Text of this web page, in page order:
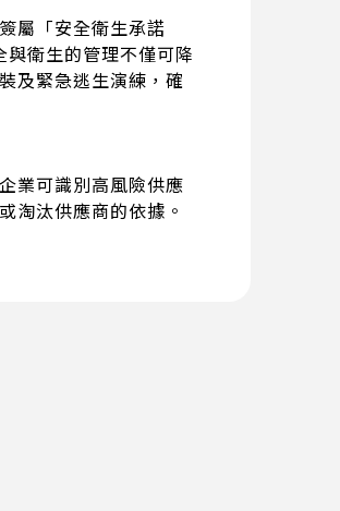
屬「安全衛生承諾
衛生的管理不僅可降
及緊急逃生演練，確
業可識別高風險供應
淘汰供應商的依據。